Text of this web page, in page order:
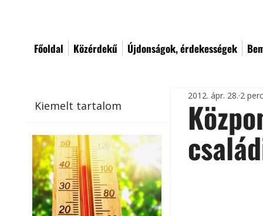
Főoldal Közérdekű Újdonságok, érdekességek
Kiemelt tartalom
2012. ápr. 28. 2